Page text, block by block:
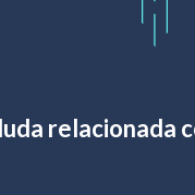
relacionada